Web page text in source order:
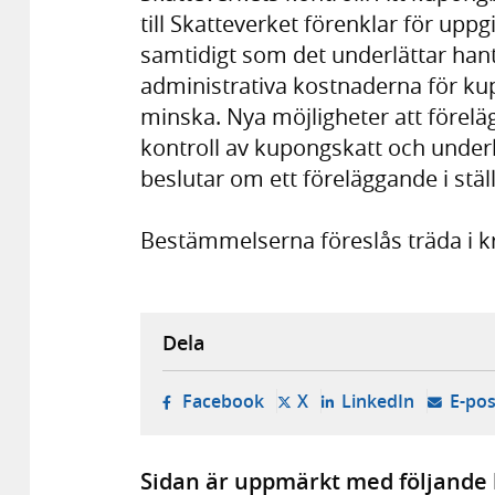
till Skatteverket förenklar för
samtidigt som det underlättar
administrativa kostnaderna för
minska. Nya möjligheter att
kontroll av kupongskatt och
beslutar om ett föreläggande i
Bestämmelserna föreslås träda i
Dela
Facebook- öppnas i ny flik, extern
X- öppnas i ny flik,
LinkedIn- öppnas
E-
Sidan är uppmärkt med